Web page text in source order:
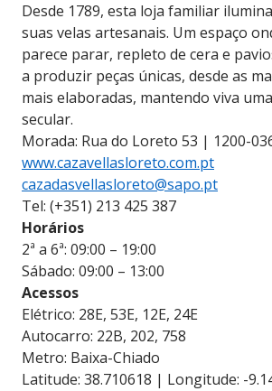
Desde 1789, esta loja familiar
suas velas artesanais. Um espaço
parece parar, repleto de cera e
a produzir peças únicas, desde as
mais elaboradas, mantendo viva
secular.
Morada: Rua do Loreto 53 | 1200-
www.cazavellasloreto.com.pt
cazadasvellasloreto@sapo.pt
Tel: (+351) 213 425 387
Horários
2ª a 6ª: 09:00 – 19:00
Sábado: 09:00 – 13:00
Acessos
Elétrico: 28E, 53E, 12E, 24E
Autocarro: 22B, 202, 758
Metro: Baixa-Chiado
Latitude: 38.710618 | Longitude: -